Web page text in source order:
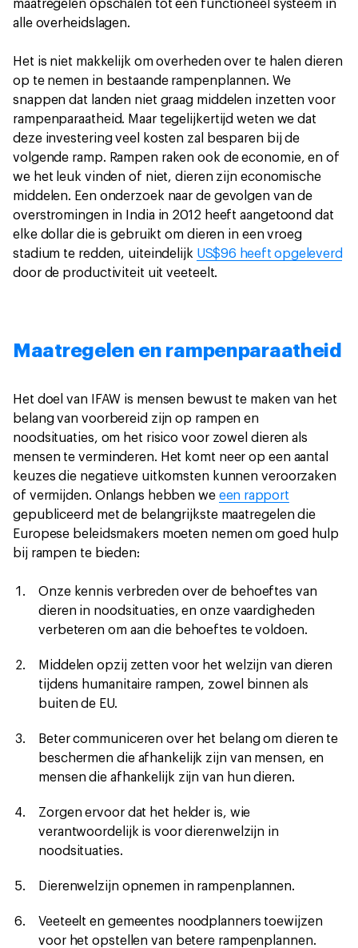
maatregelen opschalen tot een functioneel systeem in
alle overheidslagen.
Het is niet makkelijk om overheden over te halen dieren
op te nemen in bestaande rampenplannen. We
snappen dat landen niet graag middelen inzetten voor
rampenparaatheid. Maar tegelijkertijd weten we dat
deze investering veel kosten zal besparen bij de
volgende ramp. Rampen raken ook de economie, en of
we het leuk vinden of niet, dieren zijn economische
middelen. Een onderzoek naar de gevolgen van de
overstromingen in India in 2012 heeft aangetoond dat
elke dollar die is gebruikt om dieren in een vroeg
stadium te redden, uiteindelijk US$96 heeft opgeleverd
door de productiviteit uit veeteelt.
Maatregelen en rampenparaatheid
Het doel van IFAW is mensen bewust te maken van het
belang van voorbereid zijn op rampen en
noodsituaties, om het risico voor zowel dieren als
mensen te verminderen. Het komt neer op een aantal
keuzes die negatieve uitkomsten kunnen veroorzaken
of vermijden. Onlangs hebben we een rapport
gepubliceerd met de belangrijkste maatregelen die
Europese beleidsmakers moeten nemen om goed hulp
bij rampen te bieden:
Onze kennis verbreden over de behoeftes van
dieren in noodsituaties, en onze vaardigheden
verbeteren om aan die behoeftes te voldoen.
Middelen opzij zetten voor het welzijn van dieren
tijdens humanitaire rampen, zowel binnen als
buiten de EU.
Beter communiceren over het belang om dieren te
beschermen die afhankelijk zijn van mensen, en
mensen die afhankelijk zijn van hun dieren.
Zorgen ervoor dat het helder is, wie
verantwoordelijk is voor dierenwelzijn in
noodsituaties.
Dierenwelzijn opnemen in rampenplannen.
Veeteelt en gemeentes noodplanners toewijzen
voor het opstellen van betere rampenplannen.